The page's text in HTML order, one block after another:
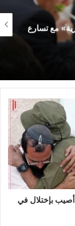
في مستقبل
من التماسك
من أجل
قررت
المشترك
العالمي
سعيا إلى
مع تسارع
1600 إصابة و90 جندياً أصيب بإختلال في